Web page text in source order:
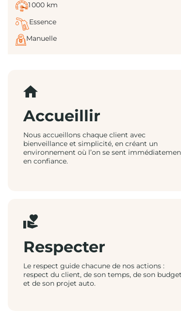
1 000 km
Essence
Manuelle
Accueillir
Nous accueillons chaque client avec
bienveillance et simplicité, en créant un
environnement où l’on se sent
en confiance.
Respecter
Le respect guide chacune de nos actions :
respect du client, de son temps, de son budget
et de son projet auto.